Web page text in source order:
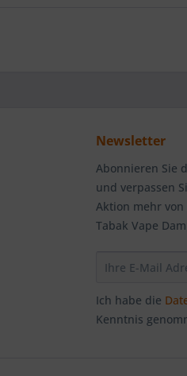
Newsletter
Abonnieren Sie
und verpassen
Aktion mehr von
Tabak Vape
Ich habe die
Kenntnis